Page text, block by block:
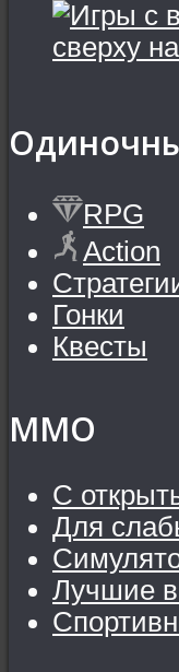
RPG
Action
Гонки
Квесты
MMO
С
Для
Лучшие